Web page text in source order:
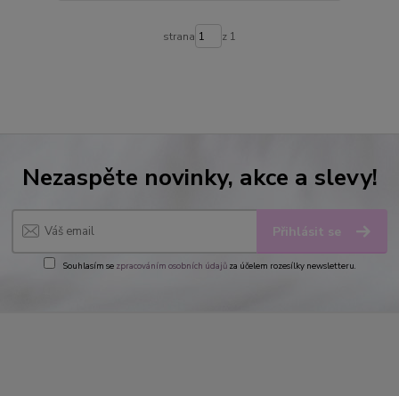
strana z 1
Nezaspěte novinky, akce a slevy!
Přihlásit se
Souhlasím se zpracováním osobních údajůza účelem rozesílky newsletteru.